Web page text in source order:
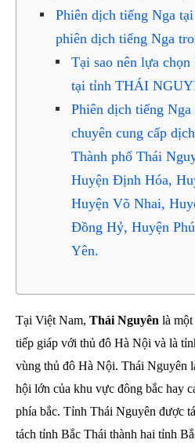
Phiên dịch tiếng Nga
phiên dịch tiếng Nga
Tại sao nên lựa
tại tỉnh THÁI
Phiên dịch tiếng
chuyên cung cấp
Thành phố Thái
Huyện Định Hóa,
Huyện Võ Nhai,
Đồng Hỷ, Huyện
Yên.
Tại Việt Nam, Thái Nguyên là
tiếp giáp với thủ đô Hà Nội và là
vùng thủ đô Hà Nội. Thái Nguyên
hội lớn của khu vực đông bắc hay
phía bắc. Tỉnh Thái Nguyên được
tách tỉnh Bắc Thái thành hai tỉnh